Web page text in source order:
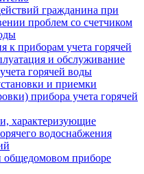
гражданина при
проблем со счетчиком
к приборам учета горячей
и обслуживание
горячей воды
и приемки
прибора учета горячей
характеризующие
водоснабжения
общедомовом приборе